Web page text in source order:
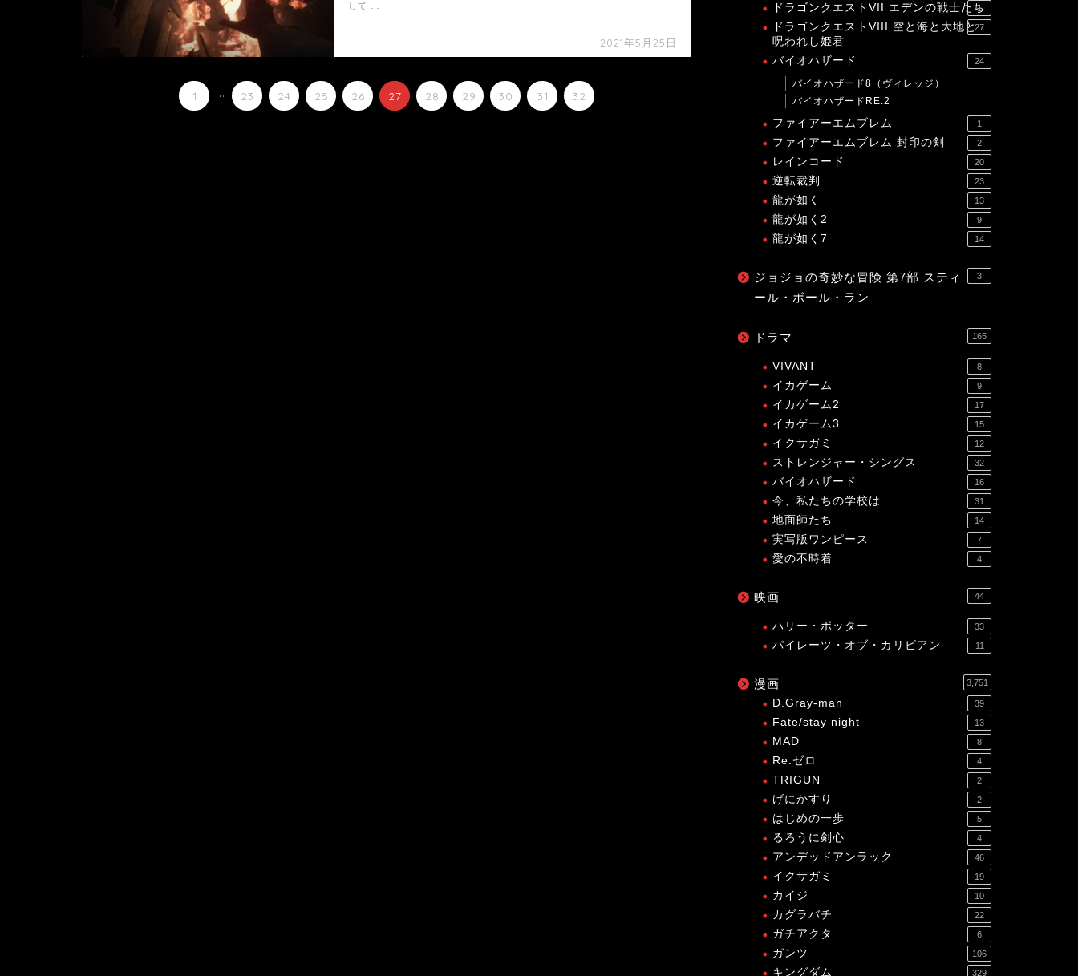
2021年5月25日
して …
1 ... 23 24 25 26 27 28 29 30 31 32
ドラゴンクエストVII エデンの戦士たち
1
ドラゴンクエストVIII 空と海と大地と
呪われし姫君
27
バイオハザード 24
バイオハザード8（ヴィレッジ）
バイオハザードRE:2
ファイアーエムブレム 1
ファイアーエムブレム 封印の剣 2
レインコード 20
逆転裁判 23
龍が如く 13
龍が如く2 9
龍が如く7 14
ジョジョの奇妙な冒険 第7部 スティ
ール・ボール・ラン
3
ドラマ 165
VIVANT 8
イカゲーム 9
イカゲーム2 17
イカゲーム3 15
イクサガミ 12
ストレンジャー・シングス 32
バイオハザード 16
今、私たちの学校は… 31
地面師たち 14
実写版ワンピース 7
愛の不時着 4
映画 44
ハリー・ポッター 33
パイレーツ・オブ・カリビアン 11
漫画 3,751
D.Gray-man 39
Fate/stay night 13
MAD 8
Re:ゼロ 4
TRIGUN 2
げにかすり 2
はじめの一歩 5
るろうに剣心 4
アンデッドアンラック 46
イクサガミ 19
カイジ 10
カグラバチ 22
ガチアクタ 6
ガンツ 106
キングダム 329